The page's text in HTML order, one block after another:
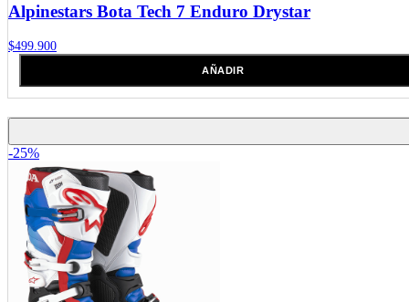
Alpinestars Bota Tech 7 Enduro Drystar
$499.900
AÑADIR
-25%